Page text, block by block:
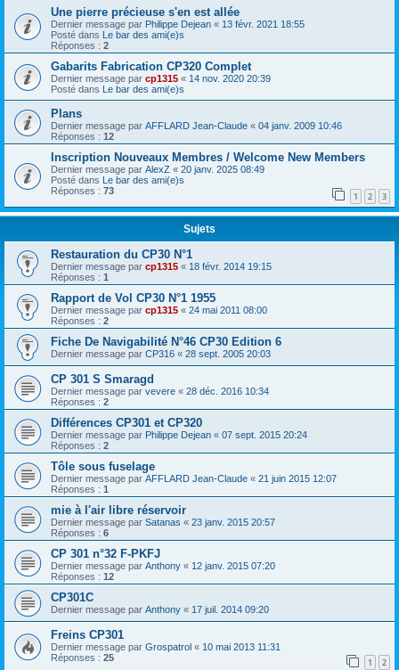
Une pierre précieuse s'en est allée
Dernier message par Philippe Dejean « 13 févr. 2021 18:55
Posté dans Le bar des ami(e)s
Réponses : 2
Gabarits Fabrication CP320 Complet
Dernier message par cp1315 « 14 nov. 2020 20:39
Posté dans Le bar des ami(e)s
Plans
Dernier message par AFFLARD Jean-Claude « 04 janv. 2009 10:46
Réponses : 12
Inscription Nouveaux Membres / Welcome New Members
Dernier message par AlexZ « 20 janv. 2025 08:49
Posté dans Le bar des ami(e)s
Réponses : 73 1 2 3
Sujets
Restauration du CP30 N°1
Dernier message par cp1315 « 18 févr. 2014 19:15
Réponses : 1
Rapport de Vol CP30 N°1 1955
Dernier message par cp1315 « 24 mai 2011 08:00
Réponses : 2
Fiche De Navigabilité N°46 CP30 Edition 6
Dernier message par CP316 « 28 sept. 2005 20:03
CP 301 S Smaragd
Dernier message par vevere « 28 déc. 2016 10:34
Réponses : 2
Différences CP301 et CP320
Dernier message par Philippe Dejean « 07 sept. 2015 20:24
Réponses : 2
Tôle sous fuselage
Dernier message par AFFLARD Jean-Claude « 21 juin 2015 12:07
Réponses : 1
mie à l'air libre réservoir
Dernier message par Satanas « 23 janv. 2015 20:57
Réponses : 6
CP 301 n°32 F-PKFJ
Dernier message par Anthony « 12 janv. 2015 07:20
Réponses : 12
CP301C
Dernier message par Anthony « 17 juil. 2014 09:20
Freins CP301
Dernier message par Grospatrol « 10 mai 2013 11:31
Réponses : 25 1 2